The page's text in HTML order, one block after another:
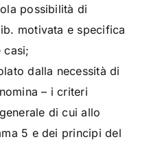
possibilità di
motivata e specifica
casi;
dalla necessità di
– i criteri
di cui allo
5 e dei principi del